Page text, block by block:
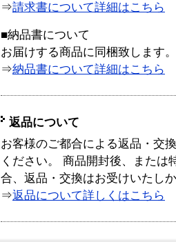
⇒請求書について詳細はこちら
■納品書について
お届けする商品に同梱致します。
⇒納品書について詳細はこちら
返品について
お客様のご都合による返品・交
ください。 商品開封後、または
合、返品・交換はお受けいたし
⇒返品について詳しくはこちら